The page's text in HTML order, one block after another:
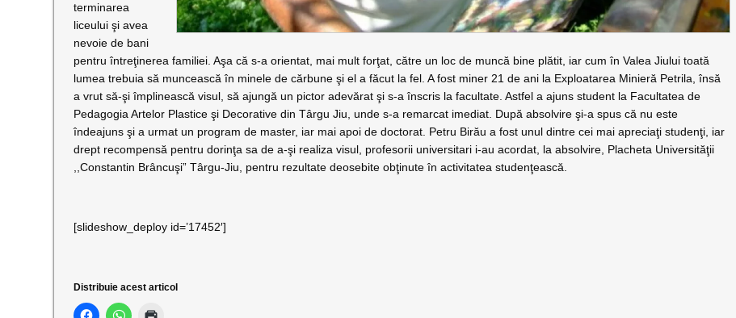
terminarea
liceului şi avea
nevoie de bani
pentru întreţinerea familiei. Aşa că s-a orientat, mai mult forţat, către un loc de muncă bine plătit, iar cum în Valea Jiului toată
lumea trebuia să muncească în minele de cărbune şi el a făcut la fel. A fost miner 21 de ani la Exploatarea Minieră Petrila, însă
a vrut să-şi împlinească visul, să ajungă un pictor adevărat şi s-a înscris la facultate. Astfel a ajuns student la Facultatea de
Pedagogia Artelor Plastice şi Decorative din Târgu Jiu, unde s-a remarcat imediat. După absolvire şi-a spus că nu este
îndeajuns şi a urmat un program de master, iar mai apoi de doctorat. Petru Birău a fost unul dintre cei mai apreciaţi studenţi, iar
drept recompensă pentru dorinţa sa de a-şi realiza visul, profesorii universitari i-au acordat, la absolvire, Placheta Universităţii
,,Constantin Brâncuşi” Târgu-Jiu, pentru rezultate deosebite obţinute în activitatea studenţească.
[slideshow_deploy id=’17452′]
Distribuie acest articol